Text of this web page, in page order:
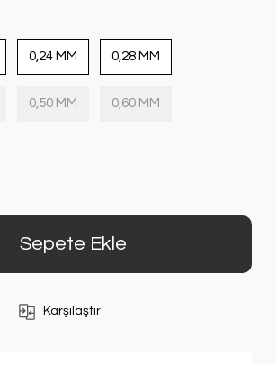
0,24 MM 0,28 MM
0,50 MM 0,60 MM
Sepete Ekle
Karşılaştır